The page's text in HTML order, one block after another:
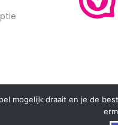
mogelijk draait en je de